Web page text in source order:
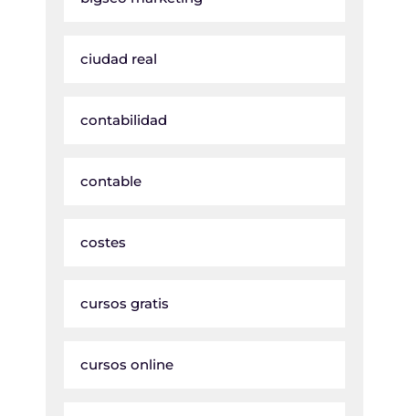
ciudad real
contabilidad
contable
costes
cursos gratis
cursos online